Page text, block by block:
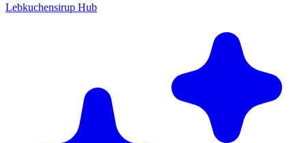
Lebkuchensirup Hub